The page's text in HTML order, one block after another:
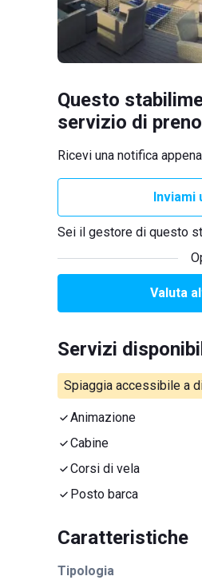
Questo
servizio di
Ricevi una notifica
Inviami
Sei il gestore di questo
Valuta
Servizi
Spiaggia accessibile a
Animazione
Cabine
Corsi di vela
Posto barca
Caratteristiche
Tipologia